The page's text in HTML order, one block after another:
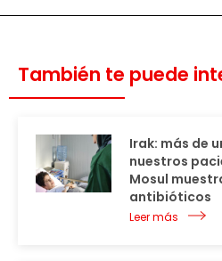
También te puede
Irak: más de
nuestros
Mosul
antibióticos
Leer más